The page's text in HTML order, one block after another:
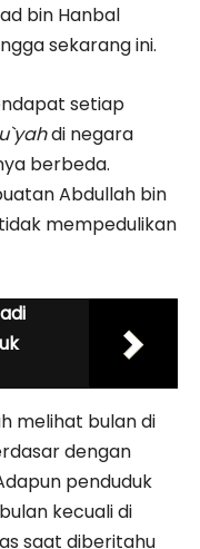
bin Hanbal
sekarang ini.
setiap
di negara
berbeda.
Abdullah bin
mempedulikan
melihat bulan di
dengan
penduduk
kecuali di
saat diberitahu